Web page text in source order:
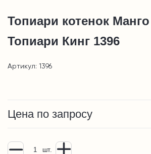
Топиари котенок
Топиари Кинг 1396
Артикул: 1396
Цена по запросу
шт.